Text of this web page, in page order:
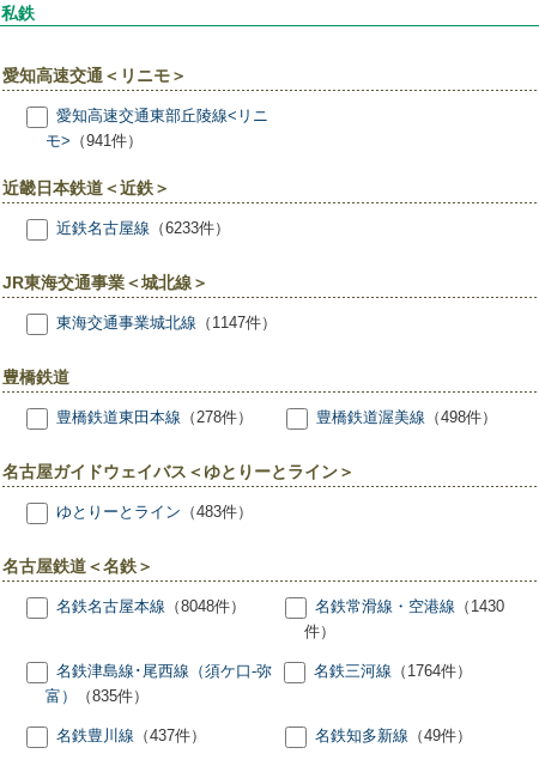
私鉄
愛知高速交通＜リニモ＞
愛知高速交通東部丘陵線<リニ
モ> （941件）
近畿日本鉄道＜近鉄＞
近鉄名古屋線 （6233件）
JR東海交通事業＜城北線＞
東海交通事業城北線 （1147件）
豊橋鉄道
豊橋鉄道東田本線 （278件） 豊橋鉄道渥美線 （498件）
名古屋ガイドウェイバス＜ゆとりーとライン＞
ゆとりーとライン （483件）
名古屋鉄道＜名鉄＞
名鉄名古屋本線 （8048件） 名鉄常滑線・空港線 （1430
件）
名鉄津島線･尾西線（須ケ口-弥
富）
（835件）
名鉄三河線 （1764件）
名鉄豊川線 （437件） 名鉄知多新線 （49件）